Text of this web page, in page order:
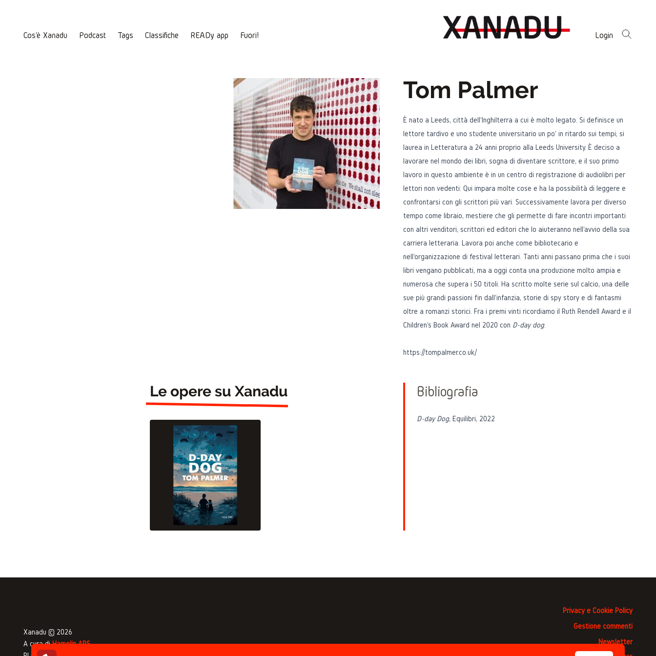
Cos'è Xanadu Podcast Tags Classifiche READy app Fuori! Login
Tom Palmer
È nato a Leeds, città dell'Inghilterra a cui è molto legato. Si definisce un
lettore tardivo e uno studente universitario un po' in ritardo sui tempi; si
laurea in Letteratura a 24 anni proprio alla Leeds University. È deciso a
lavorare nel mondo dei libri, sogna di diventare scrittore, e il suo primo
lavoro in questo ambiente è in un centro di registrazione di audiolibri per
lettori non vedenti. Qui impara molte cose e ha la possibilità di leggere e
confrontarsi con gli scrittori più vari. Successivamente lavora per diverso
tempo come libraio, mestiere che gli permette di fare incontri importanti
con altri venditori, scrittori ed editori che lo aiuteranno nell'avvio della sua
carriera letteraria. Lavora poi anche come bibliotecario e
nell'organizzazione di festival letterari. Tanti anni passano prima che i suoi
libri vengano pubblicati, ma a oggi conta una produzione molto ampia e
numerosa che supera i 50 titoli. Ha scritto molte serie sul calcio, una delle
sue più grandi passioni fin dall'infanzia, storie di spy story e di fantasmi
oltre a romanzi storici. Fra i premi vinti ricordiamo il Ruth Rendell Award e il
Children's Book Award nel 2020 con D-day dog.
https://tompalmer.co.uk/
Le opere su Xanadu Bibliografia
D-day Dog, Equilibri, 2022
Xanadu © 2026
A cura diHamelin APS
Privacy e Cookie Policy
Gestione commenti
Newsletter